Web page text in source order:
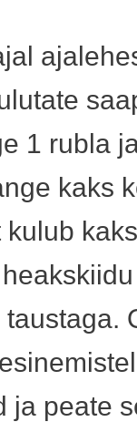
1 rubla
kaks
ja peate